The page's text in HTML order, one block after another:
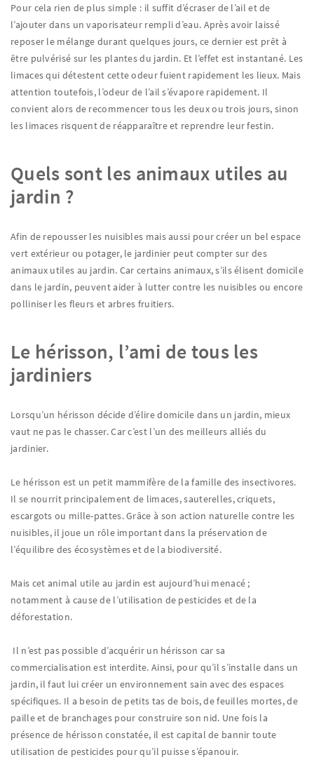
Pour cela rien de plus simple : il suffit d’écraser de l’ail et de
l’ajouter dans un vaporisateur rempli d’eau. Après avoir laissé
reposer le mélange durant quelques jours, ce dernier est prêt à
être pulvérisé sur les plantes du jardin. Et l’effet est instantané. Les
limaces qui détestent cette odeur fuient rapidement les lieux. Mais
attention toutefois, l’odeur de l’ail s’évapore rapidement. Il
convient alors de recommencer tous les deux ou trois jours, sinon
les limaces risquent de réapparaître et reprendre leur festin.
Quels sont les animaux utiles au
jardin ?
Afin de repousser les nuisibles mais aussi pour créer un bel espace
vert extérieur ou potager, le jardinier peut compter sur des
animaux utiles au jardin. Car certains animaux, s’ils élisent domicile
dans le jardin, peuvent aider à lutter contre les nuisibles ou encore
polliniser les fleurs et arbres fruitiers.
Le hérisson, l’ami de tous les
jardiniers
Lorsqu’un hérisson décide d’élire domicile dans un jardin, mieux
vaut ne pas le chasser. Car c’est l’un des meilleurs alliés du
jardinier.
Le hérisson est un petit mammifère de la famille des insectivores.
Il se nourrit principalement de limaces, sauterelles, criquets,
escargots ou mille-pattes. Grâce à son action naturelle contre les
nuisibles, il joue un rôle important dans la préservation de
l’équilibre des écosystèmes et de la biodiversité.
Mais cet animal utile au jardin est aujourd’hui menacé ;
notamment à cause de l’utilisation de pesticides et de la
déforestation.
Il n’est pas possible d’acquérir un hérisson car sa
commercialisation est interdite. Ainsi, pour qu’il s’installe dans un
jardin, il faut lui créer un environnement sain avec des espaces
spécifiques. Il a besoin de petits tas de bois, de feuilles mortes, de
paille et de branchages pour construire son nid. Une fois la
présence de hérisson constatée, il est capital de bannir toute
utilisation de pesticides pour qu’il puisse s’épanouir.